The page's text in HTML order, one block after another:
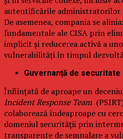
autentificările administratorilor
De asemenea, compania se
fundamentale ale CISA prin
implicit și reducerea activă a
vulnerabilități în timpul
Guvernanță de
Înființată de aproape un
Incident Response Team
colaborează îndeaproape cu
domeniul securității prin
transparente de semnalare a